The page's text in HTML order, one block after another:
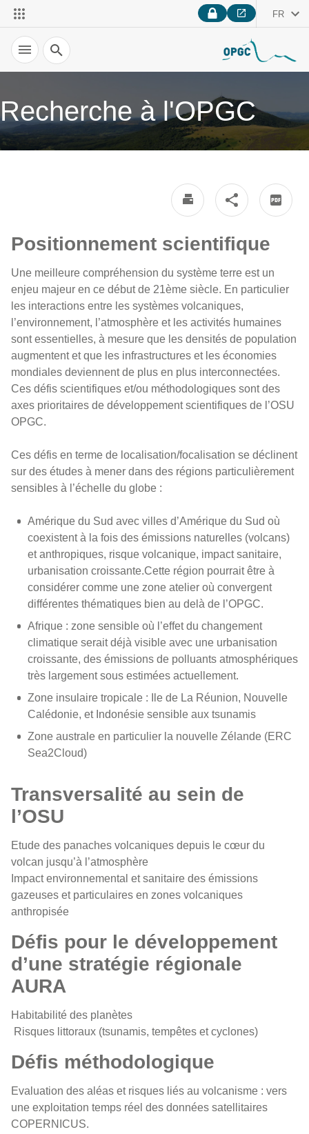
FR
Recherche
Recherche à l'OPGC
Positionnement scientifique
Une meilleure compréhension du système terre est un
enjeu majeur en ce début de 21ème siècle. En particulier
les interactions entre les systèmes volcaniques,
l’environnement, l’atmosphère et les activités humaines
sont essentielles, à mesure que les densités de population
augmentent et que les infrastructures et les économies
mondiales deviennent de plus en plus interconnectées.
Ces défis scientifiques et/ou méthodologiques sont des
axes prioritaires de développement scientifiques de l’OSU
OPGC.
Ces défis en terme de localisation/focalisation se déclinent
sur des études à mener dans des régions particulièrement
sensibles à l’échelle du globe :
Amérique du Sud avec villes d’Amérique du Sud où
coexistent à la fois des émissions naturelles (volcans)
et anthropiques, risque volcanique, impact sanitaire,
urbanisation croissante.Cette région pourrait être à
considérer comme une zone atelier où convergent
différentes thématiques bien au delà de l’OPGC.
Afrique : zone sensible où l’effet du changement
climatique serait déjà visible avec une urbanisation
croissante, des émissions de polluants atmosphériques
très largement sous estimées actuellement.
Zone insulaire tropicale : Ile de La Réunion, Nouvelle
Calédonie, et Indonésie sensible aux tsunamis
Zone australe en particulier la nouvelle Zélande (ERC
Sea2Cloud)
Transversalité au sein de
l’OSU
Etude des panaches volcaniques depuis le cœur du
volcan jusqu’à l’atmosphère
Impact environnemental et sanitaire des émissions
gazeuses et particulaires en zones volcaniques
anthropisée
Défis pour le développement
d’une stratégie régionale
AURA
Habitabilité des planètes
Risques littoraux (tsunamis, tempêtes et cyclones)
Défis méthodologique
Evaluation des aléas et risques liés au volcanisme : vers
une exploitation temps réel des données satellitaires
COPERNICUS.